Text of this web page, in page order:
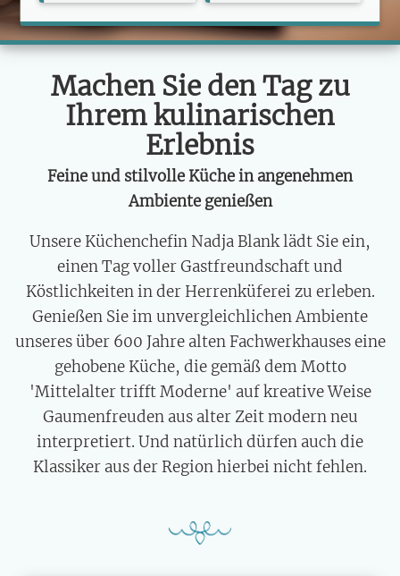
Machen Sie den Tag zu
Ihrem kulinarischen
Erlebnis
Feine und stilvolle Küche in angenehmen
Ambiente genießen
Unsere Küchenchefin Nadja Blank lädt Sie ein,
einen Tag voller Gastfreundschaft und
Köstlichkeiten in der Herrenküferei zu erleben.
Genießen Sie im unvergleichlichen Ambiente
unseres über 600 Jahre alten Fachwerkhauses eine
gehobene Küche, die gemäß dem Motto
'Mittelalter trifft Moderne' auf kreative Weise
Gaumenfreuden aus alter Zeit modern neu
interpretiert. Und natürlich dürfen auch die
Klassiker aus der Region hierbei nicht fehlen.